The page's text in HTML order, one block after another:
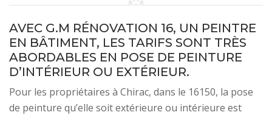
AVEC G.M RÉNOVATION 16, UN PEINTRE
EN BÂTIMENT, LES TARIFS SONT TRÈS
ABORDABLES EN POSE DE PEINTURE
D’INTÉRIEUR OU EXTÉRIEUR.
Pour les propriétaires à Chirac, dans le 16150, la pose
de peinture qu’elle soit extérieure ou intérieure est